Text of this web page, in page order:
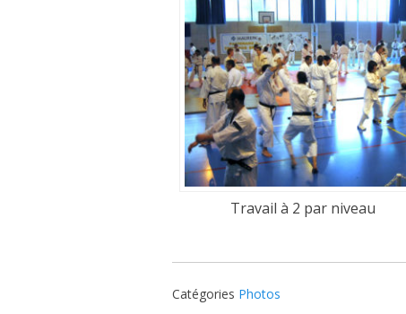
Travail à 2 par niveau
Catégories Photos